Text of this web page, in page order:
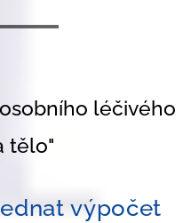
léčivého
tělo"
výpočet